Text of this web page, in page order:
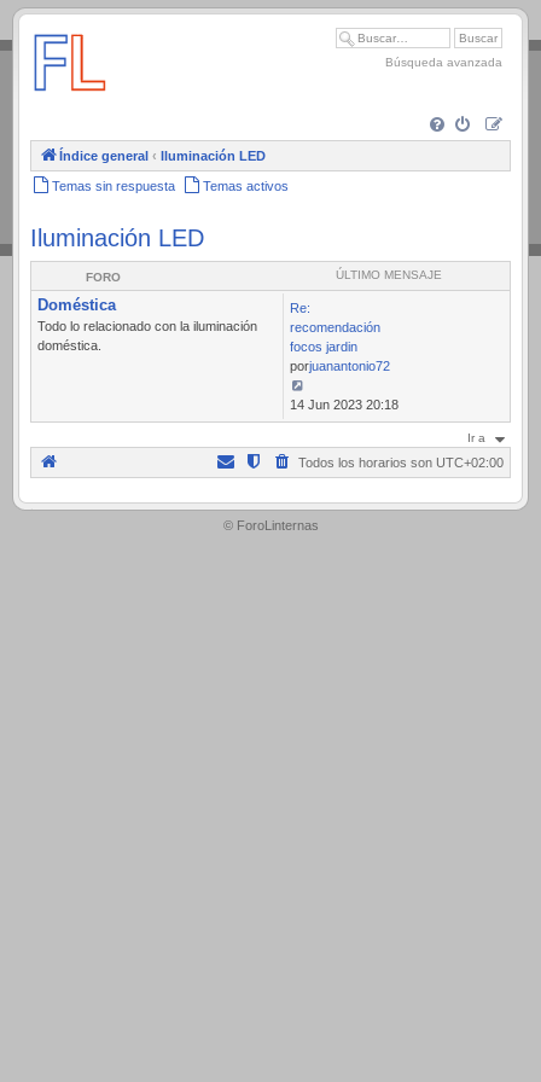
.
Búsqueda avanzada
Índice general ‹ Iluminación LED
Temas sin respuesta Temas activos
Iluminación LED
FORO ÚLTIMO MENSAJE
Doméstica
Todo lo relacionado con la iluminación
doméstica.
Re:
recomendación
focos jardin
porjuanantonio72
Ver
último
14 Jun 2023 20:18
Ir a
Todos los horarios son UTC+02:00
.
© ForoLinternas